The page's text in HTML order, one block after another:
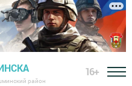
район
16+